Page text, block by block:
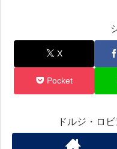
X
Pocket
ドルジ・ロ